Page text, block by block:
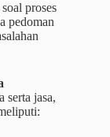
proses
pedoman
serta jasa,